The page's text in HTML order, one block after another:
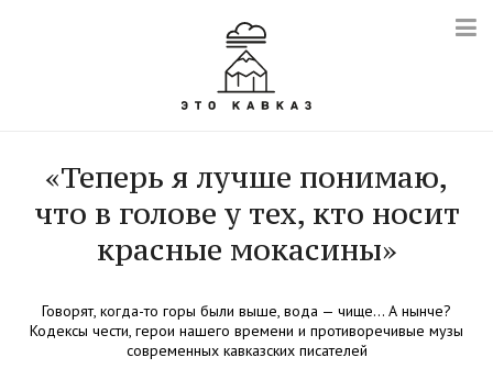
«Теперь я лучше понимаю,
что в голове у тех, кто носит
красные мокасины»
Говорят, когда-то горы были выше, вода — чище… А нынче?
Кодексы чести, герои нашего времени и противоречивые музы
современных кавказских писателей